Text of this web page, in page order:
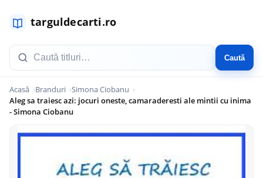
Caută
Acasă Branduri Simona Ciobanu
Aleg sa traiesc azi: jocuri oneste, camaraderesti ale mintii cu inima
- Simona Ciobanu